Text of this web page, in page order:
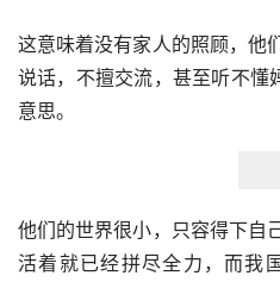
这意味着没有家人的照顾，他
说话，不擅交流，甚至听不懂
意思。
他们的世界很小，只容得下自
活着就已经拼尽全力，而我